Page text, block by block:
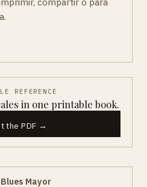
REFERENCE
in one printable book.
the PDF →
Mayor